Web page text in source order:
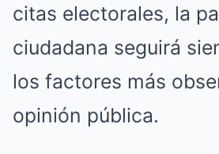
citas electorales, la
ciudadana seguirá
los factores más
opinión pública.